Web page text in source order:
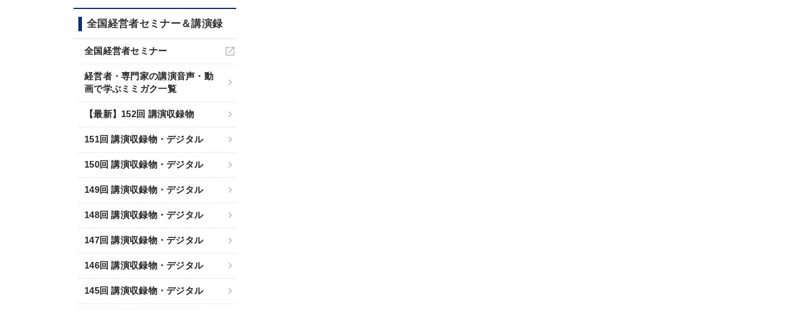
全国経営者セミナー＆講演録
全国経営者セミナー
経営者・専門家の講演音声・動
画で学ぶミミガク一覧
【最新】152回 講演収録物
151回 講演収録物・デジタル
150回 講演収録物・デジタル
149回 講演収録物・デジタル
148回 講演収録物・デジタル
147回 講演収録物・デジタル
146回 講演収録物・デジタル
145回 講演収録物・デジタル